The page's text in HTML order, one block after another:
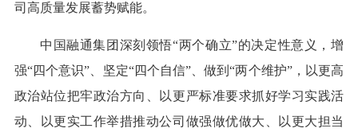
司高质量发展蓄势赋能。
中国融通集团深刻领悟“两个确立”的决定性意义，增
强“四个意识”、坚定“四个自信”、做到“两个维护”，以更高
政治站位把牢政治方向、以更严标准要求抓好学习实践活
动、以更实工作举措推动公司做强做优做大、以更大担当